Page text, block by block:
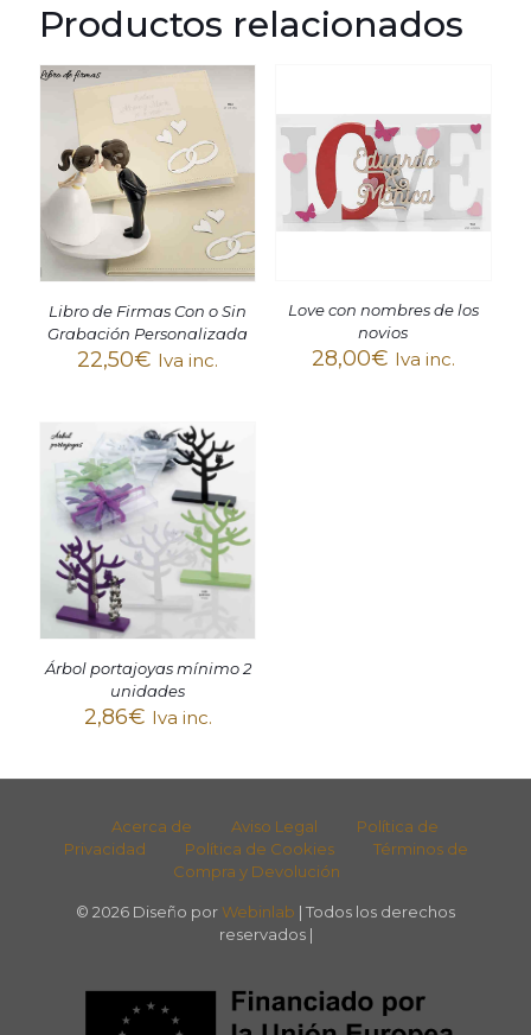
Productos relacionados
Libro de Firmas Con o Sin
Grabación Personalizada
22,50€ Iva inc.
Love con nombres de los
novios
28,00€ Iva inc.
Árbol portajoyas mínimo 2
unidades
2,86€ Iva inc.
Acerca de Aviso Legal
Política de
Privacidad
Política de Cookies
Términos de
Compra y Devolución
© 2026 Diseño por Webinlab | Todos los derechos
reservados |